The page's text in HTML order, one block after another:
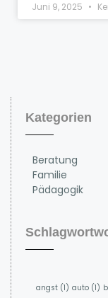
Juni 9, 2025
Kategorien
Beratung
Familie
Pädagogik
angst (1) auto (1)